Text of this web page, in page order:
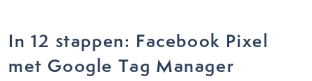
In 12 stappen: Facebook Pixel
met Google Tag Manager